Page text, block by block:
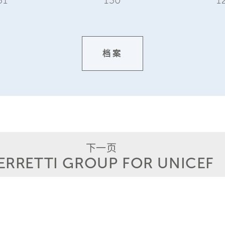
档案
下一页
GROUP FOR UNICEF